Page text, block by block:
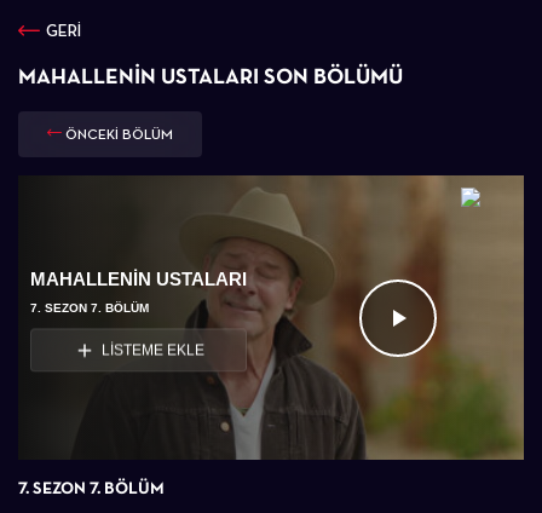
GERİ
MAHALLENIN USTALARI SON BÖLÜMÜ
ÖNCEKİ BÖLÜM
Videoyu
Oynat
MAHALLENIN USTALARI
7. SEZON 7. BÖLÜM
LİSTEME EKLE
7. SEZON 7. BÖLÜM